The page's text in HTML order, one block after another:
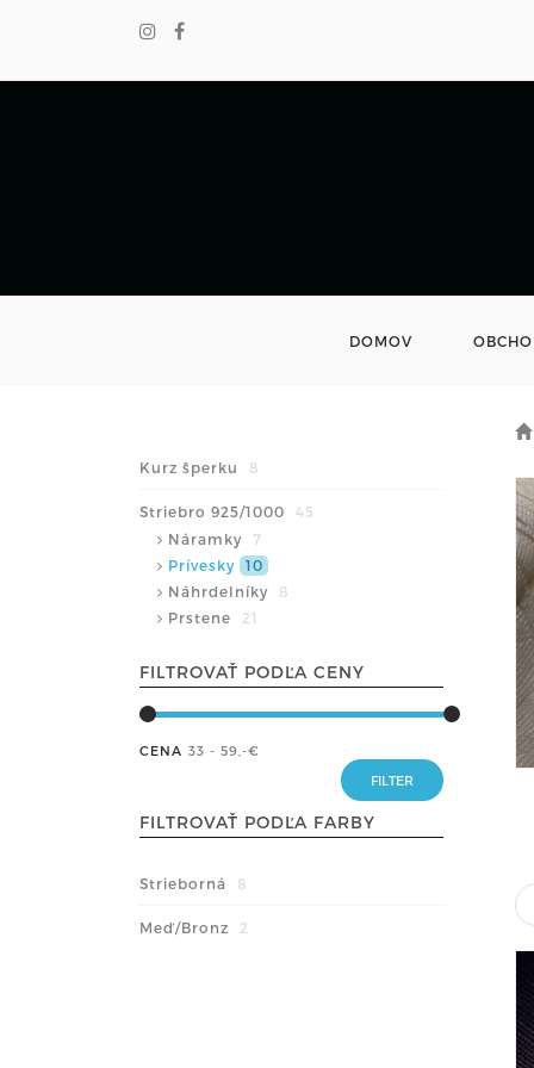
DOMOV
Kurz šperku 8
Striebro 925/1000
45
Náramky
7
Prívesky
10
Náhrdelníky
8
Prstene
21
FILTROVAŤ PODĽA CENY
CENA 33 - 59 ,-€
FILTROVAŤ PODĽA FARBY
Strieborná 8
Meď/Bronz 2